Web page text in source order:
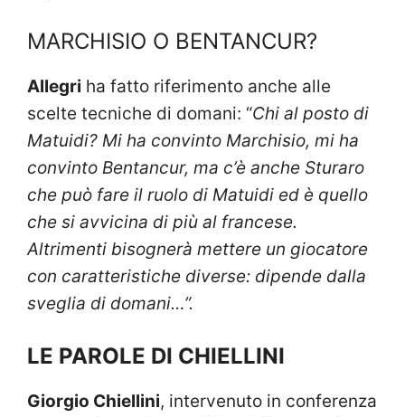
MARCHISIO O BENTANCUR?
Allegri ha fatto riferimento anche alle
scelte tecniche di domani: “Chi al posto di
Matuidi? Mi ha convinto Marchisio, mi ha
convinto Bentancur, ma c’è anche Sturaro
che può fare il ruolo di Matuidi ed è quello
che si avvicina di più al francese.
Altrimenti bisognerà mettere un giocatore
con caratteristiche diverse: dipende dalla
sveglia di domani…”.
LE PAROLE DI CHIELLINI
Giorgio Chiellini, intervenuto in conferenza